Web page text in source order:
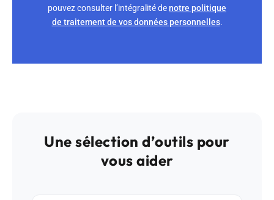
pouvez consulter l’intégralité denotre politique
de traitement de vos données personnelles.
Une sélection d’outils pour
vous aider